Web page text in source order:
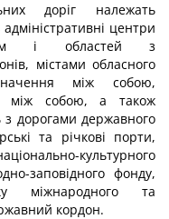
доріг належать
центри
і областей з
містами обласного
між собою,
між собою, а також
з дорогами державного
та річкові порти,
культурного
заповідного фонду,
міжнародного та
кордон.